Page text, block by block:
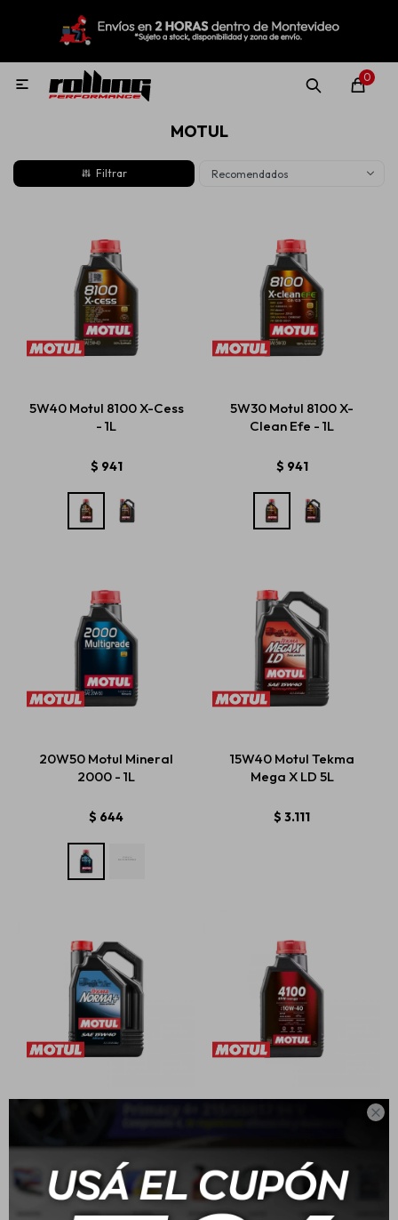

0

MOTUL
Recomendados
5W40 Motul 8100 X-Cess
- 1L
$ 941
5W30 Motul 8100 X-
Clean Efe - 1L
$ 941
20W50 Motul Mineral
2000 - 1L
$ 644
15W40 Motul Tekma
Mega X LD 5L
$ 3.111
$2.482 $ 762
MI CUENTA
Nuevo! Rolling Repuestos
Lubricantes
Aditivos
Estética automotriz
Accesorios
Repuestos
Servicios